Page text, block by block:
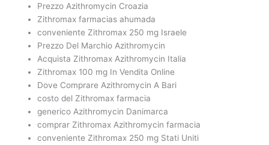
Prezzo Azithromycin Croazia
Zithromax farmacias ahumada
conveniente Zithromax 250 mg Israele
Prezzo Del Marchio Azithromycin
Acquista Zithromax Azithromycin Italia
Zithromax 100 mg In Vendita Online
Dove Comprare Azithromycin A Bari
costo del Zithromax farmacia
generico Azithromycin Danimarca
comprar Zithromax Azithromycin farmacia
conveniente Zithromax 250 mg Stati Uniti